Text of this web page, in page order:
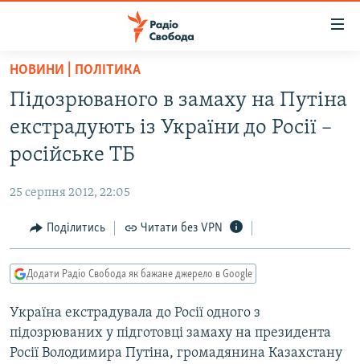
Перейти
основного
матеріалу
Перейти
до
основної
навігації
Перейти
до
пошуку
ВСЕ ЗА ДОБУ
СТАТТІ
ЕКОНОМІКА
СУСПІЛЬСТВО
УКРАЇНА
СВІТ
РОСІЙСЬКА «ФІЛЬТРАЦІЯ»
ДОНБАС.РЕАЛІЇ
ТИ ЯК?
СХЕМИ
КИТАЙ.ВИКЛИКИ
НОВИНИ | ПОЛІТИКА
Підозрюваного в замаху на Путіна
екстрадують із України до Росії –
російське ТБ
25 серпня 2012, 22:05
Поділитись Читати без VPN
Додати Радіо Свобода як бажане джерело в Google
Україна екстрадувала до Росії одного з
підозрюваних у підготовці замаху на президента
Росії Володимира Путіна, громадянина Казахстану